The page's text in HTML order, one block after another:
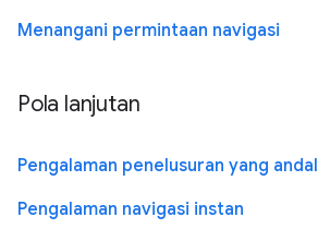
Menangani permintaan navigasi
Pola lanjutan
Pengalaman penelusuran yang andal
Pengalaman navigasi instan